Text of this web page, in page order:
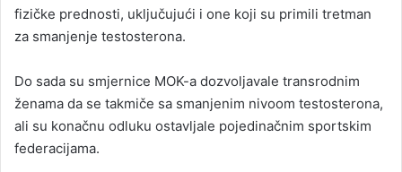
fizičke prednosti, uključujući i one koji su primili tretman
za smanjenje testosterona.
Do sada su smjernice MOK-a dozvoljavale transrodnim
ženama da se takmiče sa smanjenim nivoom testosterona,
ali su konačnu odluku ostavljale pojedinačnim sportskim
federacijama.